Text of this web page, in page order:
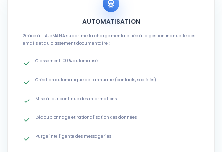
AUTOMATISATION
Grâce à l'IA, eMANA supprime la charge mentale liée à la gestion manuelle des
emails et du classement documentaire :
Classement 100 % automatisé
Création automatique de l'annuaire (contacts, sociétés)
Mise à jour continue des informations
Dédoublonnage et rationalisation des données
Purge intelligente des messageries